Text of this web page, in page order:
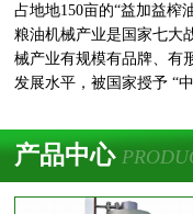
占地地150亩的“益加益榨
粮油机械产业是国家七大
械产业有规模有品牌、有
发展水平，被国家授予 “
产品中心